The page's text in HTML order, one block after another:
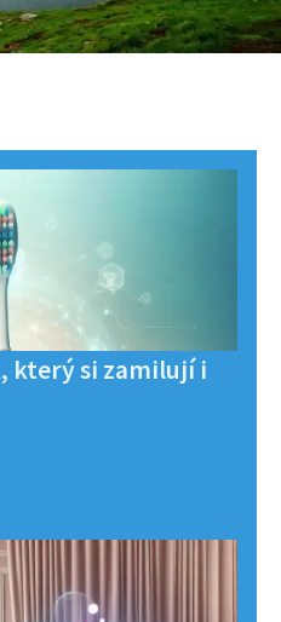
který si zamilují i